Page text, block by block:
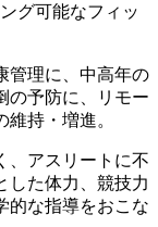
グ可能なフィッ
管理に、中高年の
の予防に、リモー
持・増進。
、アスリートに不
した体力、競技力
的な指導をおこな